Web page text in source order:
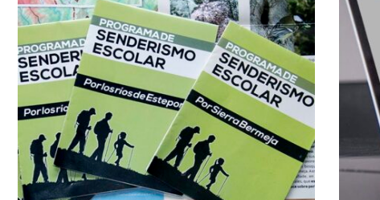
Programa de
senderismo escolar